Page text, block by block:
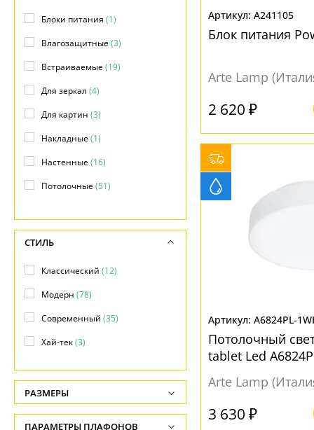
A241105
Блок питания
Arte Lamp
2 620 ₽
A6824PL-
Потолочный
tablet Led
Arte Lamp
3 630 ₽
Блоки питания (1)
Влагозащитные(3)
Встраиваемые(19)
Для зеркал (4)
Для картин (3)
Накладные(1)
Настенные(16)
Потолочные(51)
Светодиодные ленты(3)
СТИЛЬ
Классический (12)
Модерн (78)
Современный (35)
Хай-тек(3)
РАЗМЕРЫ
Высота, см
ПАРАМЕТРЫ ПЛАФОНОВ